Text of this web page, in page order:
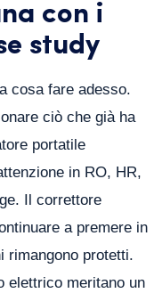
con i
study
cosa fare adesso.
ciò che già ha
portatile
in RO, HR,
Il correttore
a premere in
rimangono protetti.
elettrico meritano un